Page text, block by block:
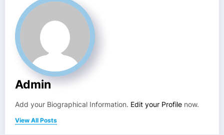
Admin
Add your Biographical Information. Edit your Profile now.
View All Posts